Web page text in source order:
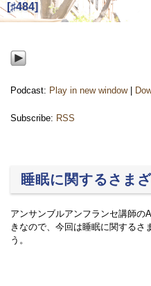
[♯484]
Podcast: Play in new window|
Subscribe: RSS
睡眠に関するさま
アンサンブルアンフランセ講師の
きなので、今回は睡眠に関するさ
う。